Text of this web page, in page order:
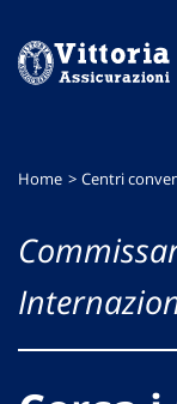
menu
contenuto
footer
Home Centri